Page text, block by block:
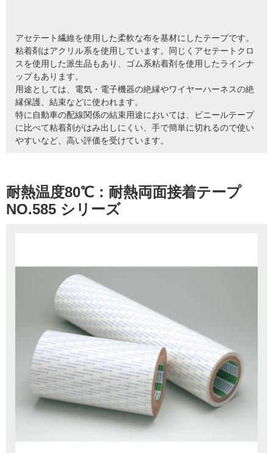
アセテート繊維を使用した柔軟な布を基材にしたテープです。
粘着剤はアクリル系を使用しています。同じくアセテートクロ
スを使用した派生品もあり、ゴム系粘着剤を使用したラインナ
ップもあります。
用途としては、電気・電子機器の絶縁やワイヤーハーネスの絶
縁保護、結束などに使われます。
特に自動車の配線関係の結束用途においては、ビニールテープ
に比べて粘着剤がはみ出しにくい、手で簡単に切れるので使い
やすいなど、高い評価を受けています。
耐熱温度80℃：耐熱両面接着テープ
NO.585 シリーズ